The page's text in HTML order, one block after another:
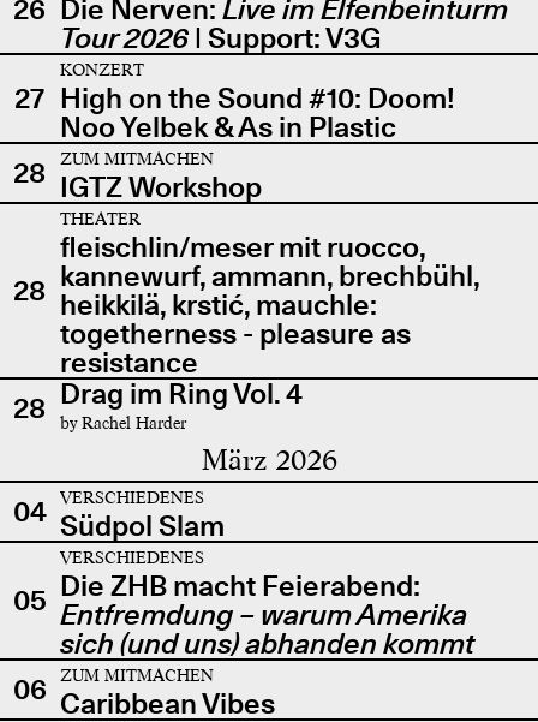
26 Die Nerven: Live im Elfenbeinturm
Tour 2026| Support: V3G
27
KONZERT
High on the Sound #10: Doom!
Noo Yelbek & As in Plastic
28
ZUM MITMACHEN
IGTZ Workshop
28
THEATER
fleischlin/meser mit ruocco,
kannewurf, ammann, brechbühl,
heikkilä, krstić, mauchle:
togetherness - pleasure as
resistance
28 Drag im Ring Vol. 4
by Rachel Harder
März 2026
04 VERSCHIEDENES
Südpol Slam
05
VERSCHIEDENES
Die ZHB macht Feierabend:
Entfremdung – warum Amerika
sich (und uns) abhanden kommt
06
ZUM MITMACHEN
Caribbean Vibes